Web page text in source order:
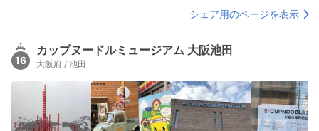
シェア用のページを表示
16
カップヌードルミュージアム 大阪池田
大阪府 / 池田